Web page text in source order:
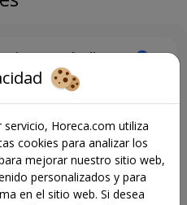
(en parte) quitar los
de bandejas Gastronorm.
NIVEL
OFRECEN VENTAJAS!
corrosión) y equipado con
en cada lado y en
deslizante
retención Fermostock -
Horeca.com utiliza
cookies para analizar los
mejorar nuestro sitio web,
personalizados y para
en el sitio web. Si desea